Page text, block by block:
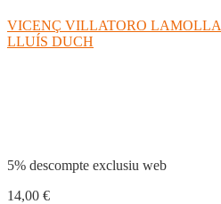
VICENÇ VILLATORO LAMOLLA
LLUÍS DUCH
5% descompte exclusiu web
14,00 €